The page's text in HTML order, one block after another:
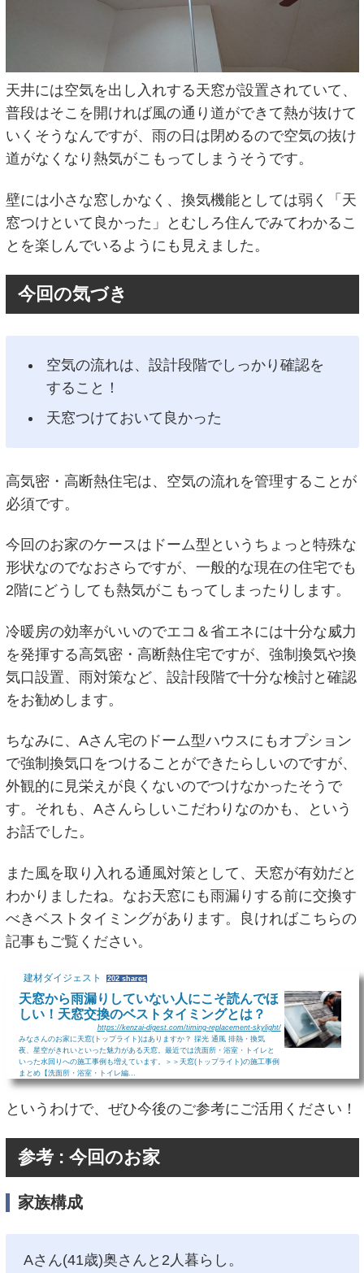
天井には空気を出し入れする天窓が設置されていて、
普段はそこを開ければ風の通り道ができて熱が抜けて
いくそうなんですが、雨の日は閉めるので空気の抜け
道がなくなり熱気がこもってしまうそうです。
壁には小さな窓しかなく、換気機能としては弱く「天
窓つけといて良かった」とむしろ住んでみてわかるこ
とを楽しんでいるようにも見えました。
今回の気づき
空気の流れは、設計段階でしっかり確認を
すること！
天窓つけておいて良かった
高気密・高断熱住宅は、空気の流れを管理することが
必須です。
今回のお家のケースはドーム型というちょっと特殊な
形状なのでなおさらですが、一般的な現在の住宅でも
2階にどうしても熱気がこもってしまったりします。
冷暖房の効率がいいのでエコ＆省エネには十分な威力
を発揮する高気密・高断熱住宅ですが、強制換気や換
気口設置、雨対策など、設計段階で十分な検討と確認
をお勧めします。
ちなみに、Aさん宅のドーム型ハウスにもオプション
で強制換気口をつけることができたらしいのですが、
外観的に見栄えが良くないのでつけなかったそうで
す。それも、Aさんらしいこだわりなのかも、という
お話でした。
また風を取り入れる通風対策として、天窓が有効だと
わかりましたね。なお天窓にも雨漏りする前に交換す
べきベストタイミングがあります。良ければこちらの
記事もご覧ください。
建材ダイジェスト 202 shares
天窓から雨漏りしていない人にこそ読んでほ
しい！天窓交換のベストタイミングとは？
https://kenzai-digest.com/timing-replacement-skylight/
みなさんのお家に天窓(トップライト)はありますか？ 採光 通風 排熱・換気
夜、星空がきれいといった魅力がある天窓。最近では洗面所・浴室・トイレと
いった水回りへの施工事例も増えています。＞＞天窓(トップライト)の施工事例
まとめ【洗面所・浴室・トイレ編...
というわけで、ぜひ今後のご参考にご活用ください！
参考 : 今回のお家
家族構成
Aさん(41歳)奥さんと2人暮らし。